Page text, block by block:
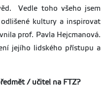
Vedle toho všeho jsem
kultury a inspirovat
prof. Pavla Hejcmanová.
jejího lidského přístupu a
/ učitel na FTZ?